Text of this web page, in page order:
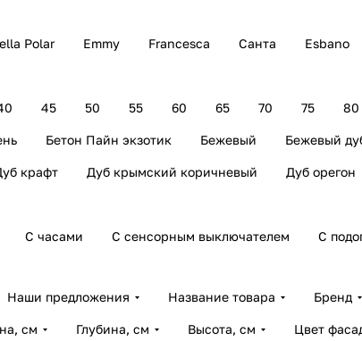
Polar Emmy Francesca Санта Esbano
45 50 55 60 65 70 75 80
Бетон Пайн экзотик Бежевый Бежевый
крафт Дуб крымский коричневый Дуб орегон
С часами С сенсорным выключателем С
Наши предложения Название товара Бренд
см Глубина, см Высота, см Цвет